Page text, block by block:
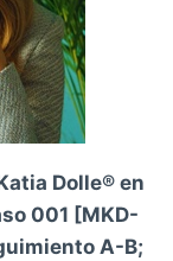
Dolle® en
001 [MKD-
A-B;